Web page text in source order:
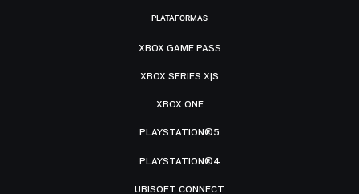
PLATAFORMAS
XBOX GAME PASS
XBOX SERIES X|S
XBOX ONE
PLAYSTATION®5
PLAYSTATION®4
UBISOFT CONNECT